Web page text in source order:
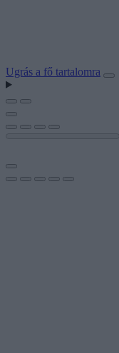
Ugrás a fő tartalomra